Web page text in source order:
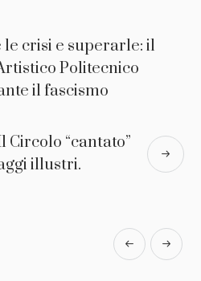
crisi e superarle: il
Politecnico
il fascismo
Circolo “cantato”
illustri.